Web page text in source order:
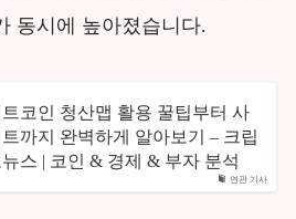
동시에 높아졌습니다.
연관 기사
트코인 청산맵 활용 꿀팁부터 사
까지 완벽하게 알아보기 – 크립
뉴스 | 코인 & 경제 & 부자 분석